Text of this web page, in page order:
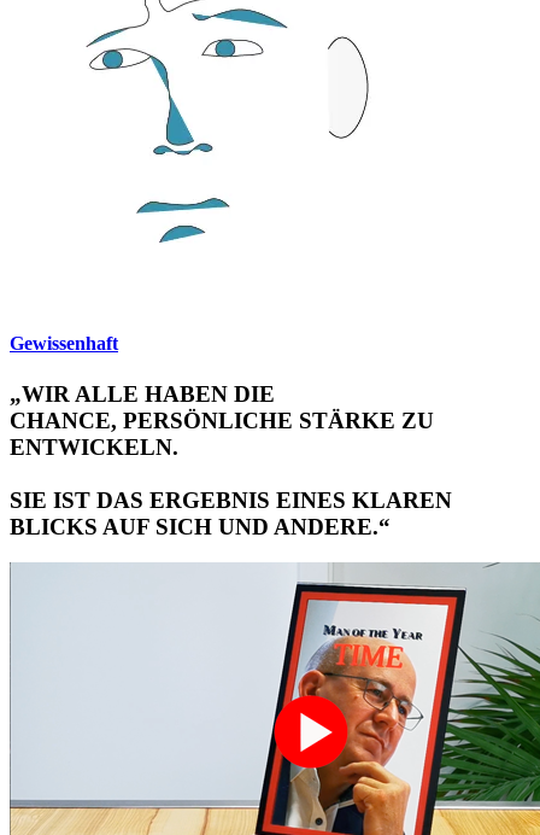
Gewissenhaft
„WIR ALLE HABEN DIE
CHANCE, PERSÖNLICHE STÄRKE ZU
ENTWICKELN.
SIE IST DAS ERGEBNIS EINES KLAREN
BLICKS AUF SICH UND ANDERE.“